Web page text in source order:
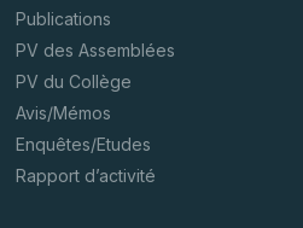
Publications
PV des Assemblées
PV du Collège
Avis/Mémos
Enquêtes/Etudes
Rapport d’activité